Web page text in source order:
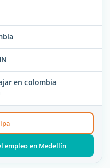
en colombia
empleo en Medellín